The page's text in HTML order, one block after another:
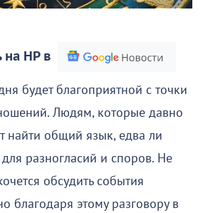
на НР в
будет благоприятной с точки
Людям, которые давно
найти общий язык, едва ли
разногласий и споров. Не
обсудить события
благодаря этому разговору в